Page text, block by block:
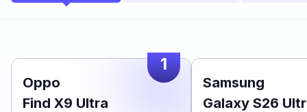
1
Oppo
Find X9 Ultra
Samsung
Galaxy S26